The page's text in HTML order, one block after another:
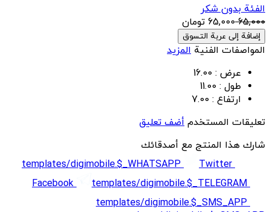
الفئة بدون شکر
65,000
65,000 تومان
إضافة إلى عربة التسوق
المواصفات الفنية المزيد
عرض : 16.00
طول : 11.00
ارتفاع : 7.00
تعليقات المستخدم أضف تعليق
شارك هذا المنتج مع أصدقائك
templates/digimobile.$_WHATSAPP
Twitter
Facebook
templates/digimobile.$_TELEGRAM
templates/digimobile.$_SMS_APP